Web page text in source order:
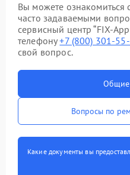
Вы можете
часто задаваемыми
сервисный центр “FIX-
телефону+7 (800) 301-
свой вопрос.
Общие
Вопросы по
Какие документы вы